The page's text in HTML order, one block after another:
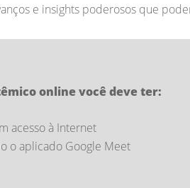
e insights poderosos que
online você deve ter:
acesso à Internet
o aplicado Google Meet